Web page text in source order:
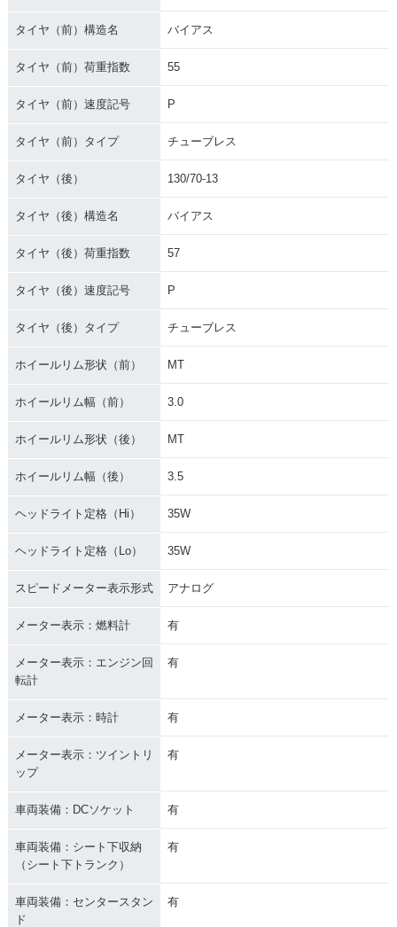
タイヤ（前）構造名 バイアス
タイヤ（前）荷重指数 55
タイヤ（前）速度記号 P
タイヤ（前）タイプ チューブレス
タイヤ（後） 130/70-13
タイヤ（後）構造名 バイアス
タイヤ（後）荷重指数 57
タイヤ（後）速度記号 P
タイヤ（後）タイプ チューブレス
ホイールリム形状（前） MT
ホイールリム幅（前） 3.0
ホイールリム形状（後） MT
ホイールリム幅（後） 3.5
ヘッドライト定格（Hi） 35W
ヘッドライト定格（Lo） 35W
スピードメーター表示形式 アナログ
メーター表示：燃料計 有
メーター表示：エンジン回
転計
有
メーター表示：時計 有
メーター表示：ツイントリ
ップ
有
車両装備：DCソケット 有
車両装備：シート下収納
（シート下トランク）
有
車両装備：センタースタン
ド
有